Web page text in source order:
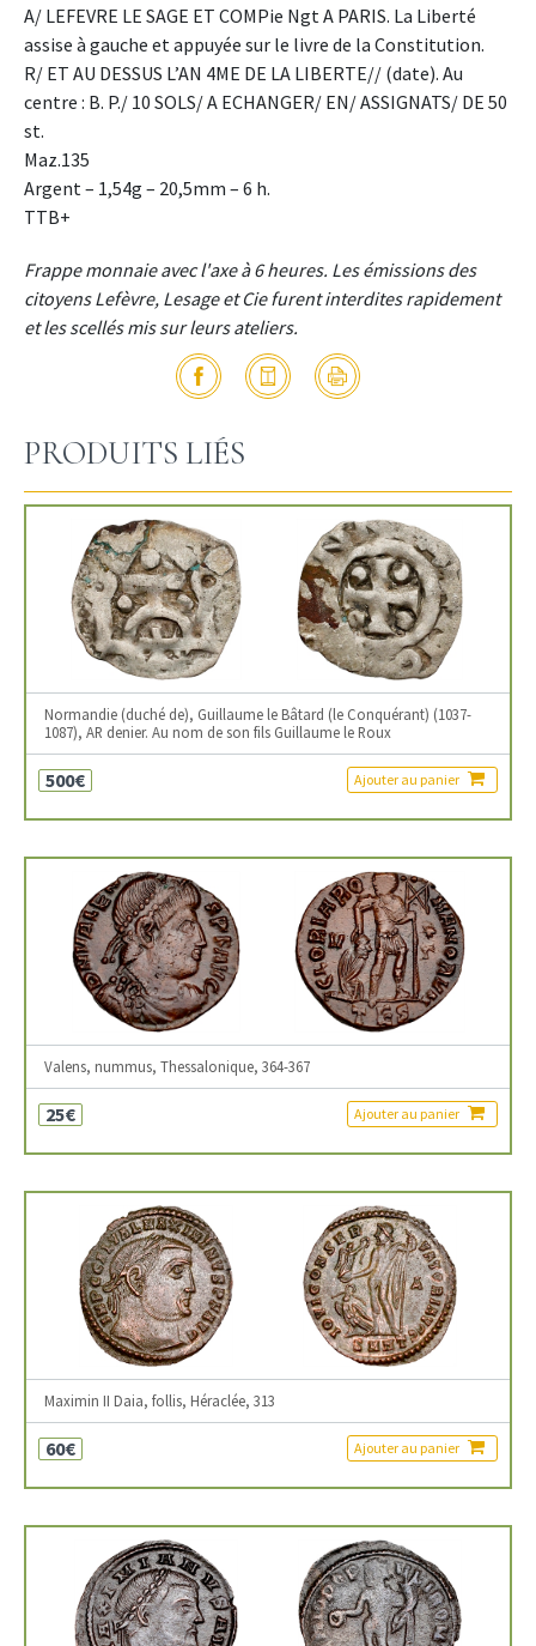
A/ LEFEVRE LE SAGE ET COMPie Ngt A PARIS. La Liberté
assise à gauche et appuyée sur le livre de la Constitution.
R/ ET AU DESSUS L’AN 4ME DE LA LIBERTE// (date). Au
centre : B. P./ 10 SOLS/ A ECHANGER/ EN/ ASSIGNATS/ DE 50
st.
Maz.135
Argent – 1,54g – 20,5mm – 6 h.
TTB+
Frappe monnaie avec l'axe à 6 heures. Les émissions des
citoyens Lefèvre, Lesage et Cie furent interdites rapidement
et les scellés mis sur leurs ateliers.
PRODUITS LIÉS
Normandie (duché de), Guillaume le Bâtard (le Conquérant) (1037-
1087), AR denier. Au nom de son fils Guillaume le Roux
500€ Ajouter au panier
Valens, nummus, Thessalonique, 364-367
25€ Ajouter au panier
Maximin II Daia, follis, Héraclée, 313
60€ Ajouter au panier